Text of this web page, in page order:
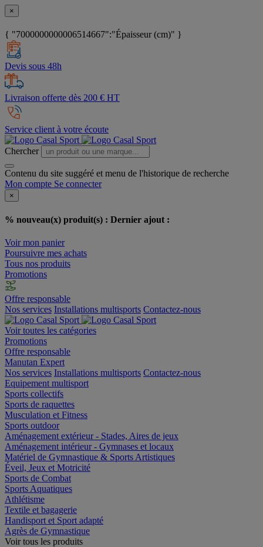
×
{ "7000000000006514667":"Épaisseur (cm)" }
Devis sous 48h
Livraison offerte dès 200 € HT
Service client à votre écoute
Chercher
Contenu du site suggéré et menu de l'historique de recherche
Mon compte Se connecter
×
% nouveau(x) produit(s) : Dernier ajout :
Voir mon panier
Poursuivre mes achats
Tous nos produits
Promotions
Offre responsable
Nos services Installations multisports Contactez-nous
Voir toutes les catégories
Promotions
Offre responsable
Manutan Expert
Nos services Installations multisports Contactez-nous
Equipement multisport
Sports collectifs
Sports de raquettes
Musculation et Fitness
Sports outdoor
Aménagement extérieur - Stades, Aires de jeux
Aménagement intérieur - Gymnases et locaux
Matériel de Gymnastique & Sports Artistiques
Éveil, Jeux et Motricité
Sports de Combat
Sports Aquatiques
Athlétisme
Textile et bagagerie
Handisport et Sport adapté
Agrès de Gymnastique
Voir tous les produits